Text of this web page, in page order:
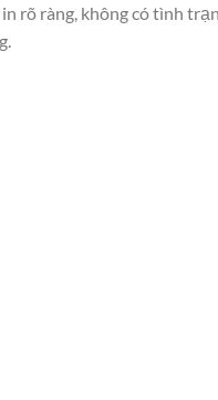
rõ ràng, không có tình